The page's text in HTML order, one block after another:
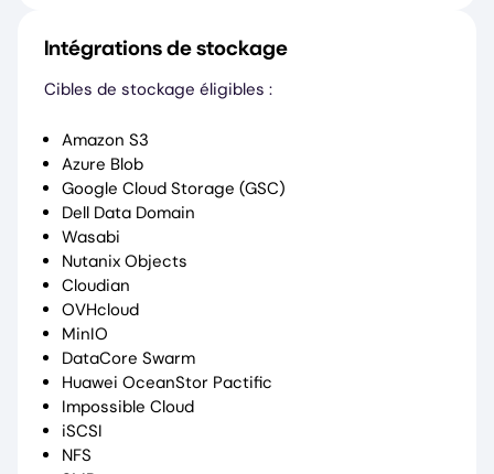
Intégrations de stockage
Cibles de stockage éligibles :
Amazon S3
Azure Blob
Google Cloud Storage (GSC)
Dell Data Domain
Wasabi
Nutanix Objects
Cloudian
OVHcloud
MinIO
DataCore Swarm
Huawei OceanStor Pactific
Impossible Cloud
iSCSI
NFS